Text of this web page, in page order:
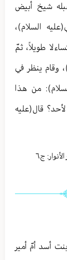
شيخ أبيض
السلام)،
طويلاً، ثمّ
وقام ينظر في
من هذا
قال(عليه
ج٦
أسد أمّ أمير